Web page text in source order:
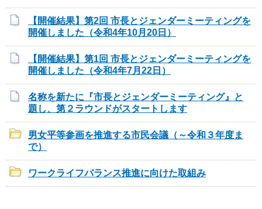
【開催結果】第2回 市長とジェンダーミーティングを
開催しました（令和4年10月20日）
【開催結果】第1回 市長とジェンダーミーティングを
開催しました（令和4年7月22日）
名称を新たに『市長とジェンダーミーティング』と
題し、第２ラウンドがスタートします
男女平等参画を推進する市民会議（～令和３年度ま
で）
ワークライフバランス推進に向けた取組み